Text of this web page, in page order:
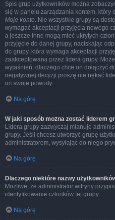
Spis grup użytkowników można
się w panelu zarządzania kontem, który
Moje konto. Nie wszystkie grupy są
wymagać akceptacji przyjęcia nowego
a jeszcze inne mogą mieć ukrytych
przyjęcie do danej grupy, naciskając
do grupy, która wymaga akceptacji
zaakceptowana przez lidera grupy.
wyjaśnień, dlaczego chce on dołączyć
negatywnej decyzji proszę nie nękać
on swoje powody.
Na górę
W jaki sposób można zostać liderem
Lidera grupy zazwyczaj mianuje
grupy. Jeśli chcesz utworzyć grupę
administratorem, wysyłając do niego
Na górę
Dlaczego niektóre nazwy
Możliwe, że administrator witryny
identyfikowanie członków tej grupy.
Na górę